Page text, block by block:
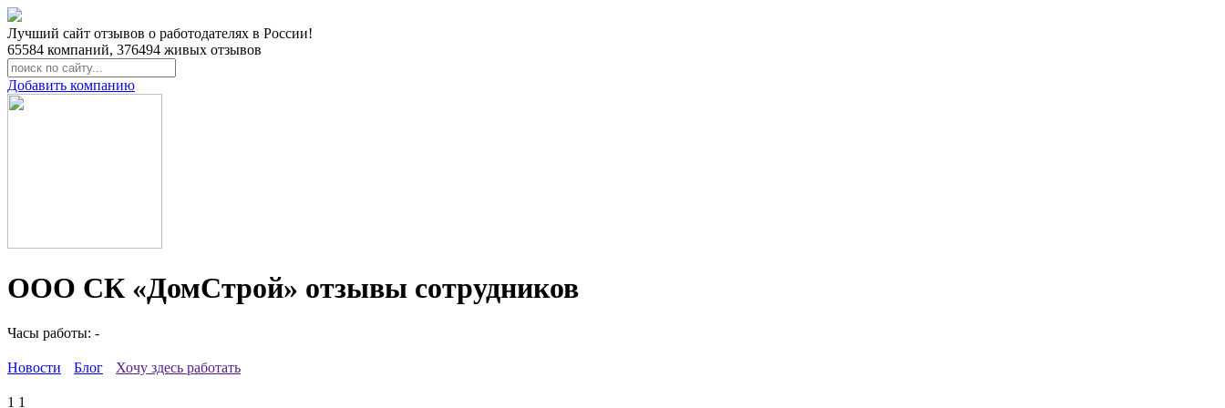
Лучший сайт отзывов о работодателях в России!
65584 компаний, 376494 живых отзывов
Добавить компанию
ООО СК «ДомСтрой» отзывы сотрудников
Часы работы: -
Новости Блог Хочу здесь работать
1 1